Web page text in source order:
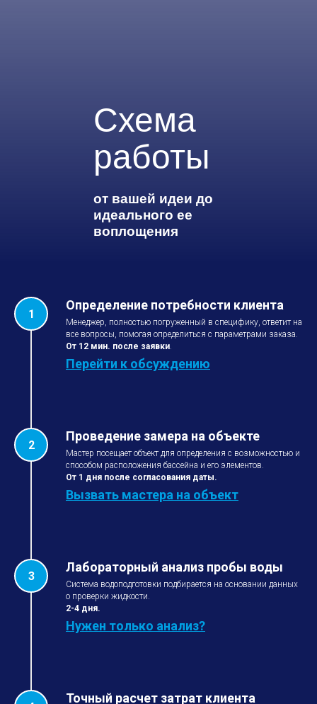
Схема
работы
от вашей идеи до
идеального ее
воплощения
Определение потребности клиента
Менеджер, полностью погруженный в специфику, ответит на
все вопросы, помогая определиться с параметрами заказа.
От 12 мин. после заявки.
Перейти к обсуждению
Проведение замера на объекте
Мастер посещает объект для определения с возможностью и
способом расположения бассейна и его элементов.
От 1 дня после согласования даты.
Вызвать мастера на объект
Лабораторный анализ пробы воды
Система водоподготовки подбирается на основании данных
о проверки жидкости.
2-4 дня.
Нужен только анализ?
Точный расчет затрат клиента